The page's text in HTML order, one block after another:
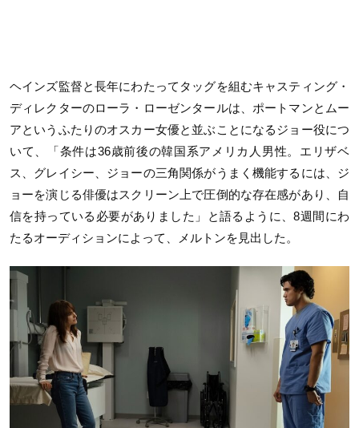
ヘインズ監督と長年にわたってタッグを組むキャスティング・
ディレクターのローラ・ローゼンタールは、ポートマンとムー
アというふたりのオスカー女優と並ぶことになるジョー役につ
いて、「条件は36歳前後の韓国系アメリカ人男性。エリザベ
ス、グレイシー、ジョーの三角関係がうまく機能するには、ジ
ョーを演じる俳優はスクリーン上で圧倒的な存在感があり、自
信を持っている必要がありました」と語るように、8週間にわ
たるオーディションによって、メルトンを見出した。